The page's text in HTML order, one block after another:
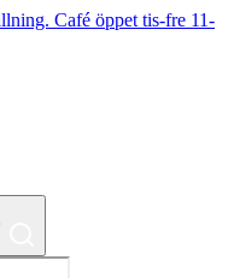
Café öppet tis-fre 11-